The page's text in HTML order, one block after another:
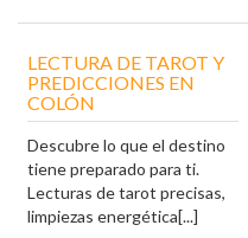
LECTURA DE TAROT Y
PREDICCIONES EN
COLÓN
Descubre lo que el destino
tiene preparado para ti.
Lecturas de tarot precisas,
limpiezas energética[...]